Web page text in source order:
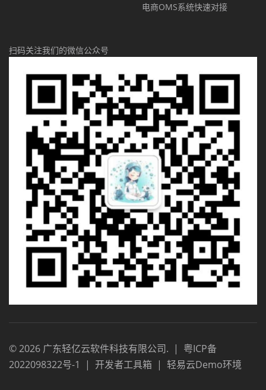
电商OMS系统快速对接
扫码关注我们的微信公众号
©2026 广东轻亿云软件科技有限公司. | 粤ICP备
2022098322号-1
| 开发者工具箱 | 轻易云Demo环境